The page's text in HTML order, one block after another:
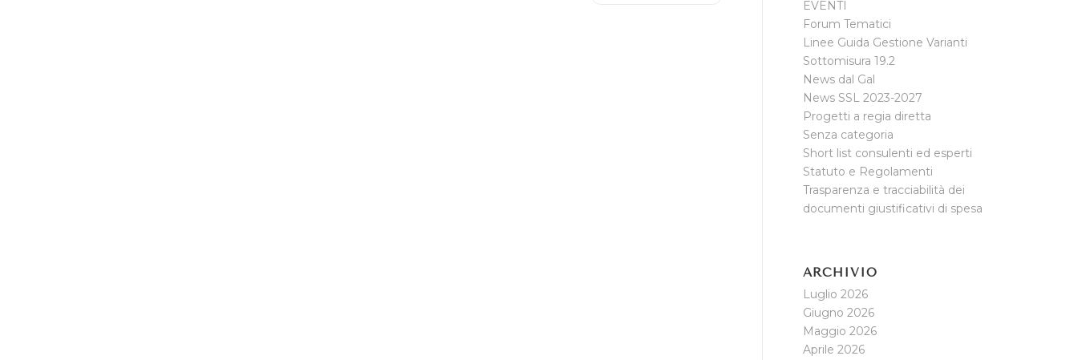
EVENTI
Forum Tematici
Linee Guida Gestione Varianti
Sottomisura 19.2
News dal Gal
News SSL 2023-2027
Progetti a regia diretta
Senza categoria
Short list consulenti ed esperti
Statuto e Regolamenti
Trasparenza e tracciabilità dei
documenti giustificativi di spesa
ARCHIVIO
Luglio 2026
Giugno 2026
Maggio 2026
Aprile 2026